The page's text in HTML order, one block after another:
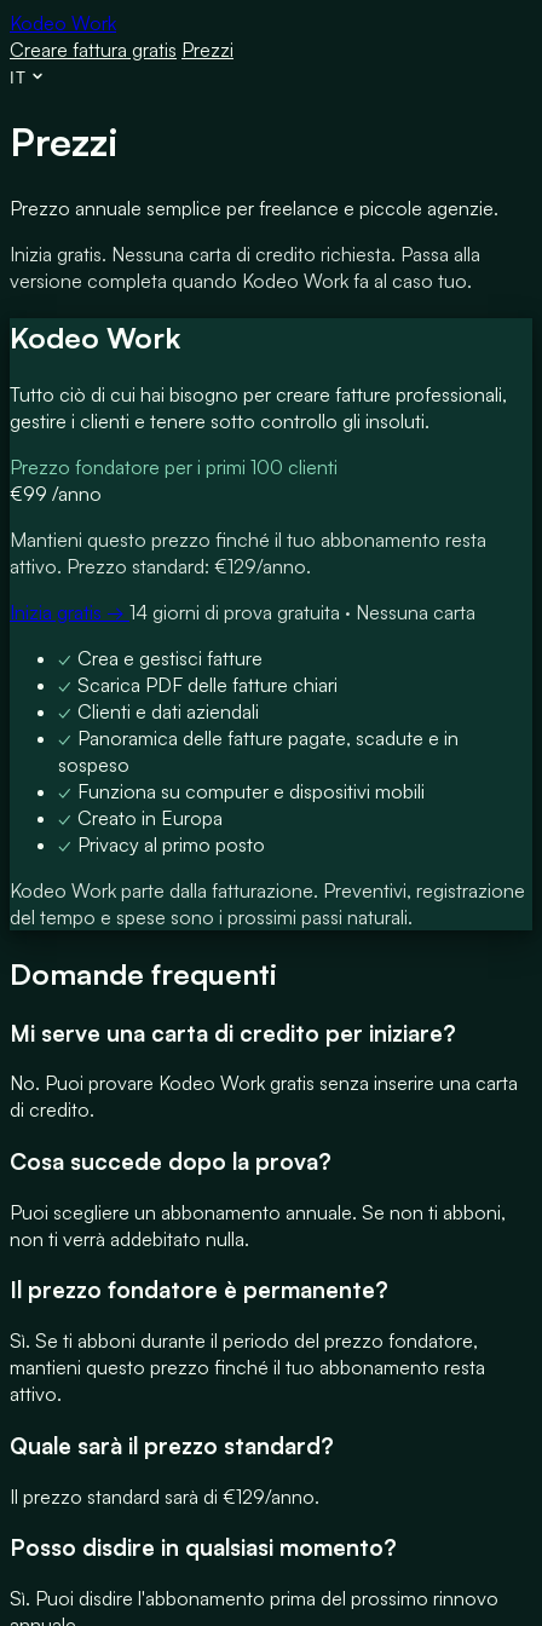
Kodeo Work
Creare fattura gratis Prezzi
IT
Prezzi
Prezzo annuale semplice per freelance e piccole agenzie.
Inizia gratis. Nessuna carta di credito richiesta. Passa alla
versione completa quando Kodeo Work fa al caso tuo.
Kodeo Work
Tutto ciò di cui hai bisogno per creare fatture professionali,
gestire i clienti e tenere sotto controllo gli insoluti.
Prezzo fondatore per i primi 100 clienti
€99 /anno
Mantieni questo prezzo finché il tuo abbonamento resta
attivo. Prezzo standard: €129/anno.
Inizia gratis → 14 giorni di prova gratuita · Nessuna carta
✓ Crea e gestisci fatture
✓ Scarica PDF delle fatture chiari
✓ Clienti e dati aziendali
✓ Panoramica delle fatture pagate, scadute e in
sospeso
✓ Funziona su computer e dispositivi mobili
✓ Creato in Europa
✓ Privacy al primo posto
Kodeo Work parte dalla fatturazione. Preventivi, registrazione
del tempo e spese sono i prossimi passi naturali.
Domande frequenti
Mi serve una carta di credito per iniziare?
No. Puoi provare Kodeo Work gratis senza inserire una carta
di credito.
Cosa succede dopo la prova?
Puoi scegliere un abbonamento annuale. Se non ti abboni,
non ti verrà addebitato nulla.
Il prezzo fondatore è permanente?
Sì. Se ti abboni durante il periodo del prezzo fondatore,
mantieni questo prezzo finché il tuo abbonamento resta
attivo.
Quale sarà il prezzo standard?
Il prezzo standard sarà di €129/anno.
Posso disdire in qualsiasi momento?
Sì. Puoi disdire l'abbonamento prima del prossimo rinnovo